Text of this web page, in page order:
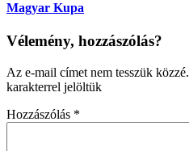
Magyar Kupa
Vélemény, hozzászólás?
Az e-mail címet nem tesszük közzé.
karakterrel jelöltük
Hozzászólás *